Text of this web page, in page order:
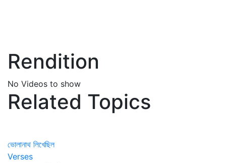
Rendition
No Videos to show
Related Topics
ভোলানাথ লিখেছিল
Verses